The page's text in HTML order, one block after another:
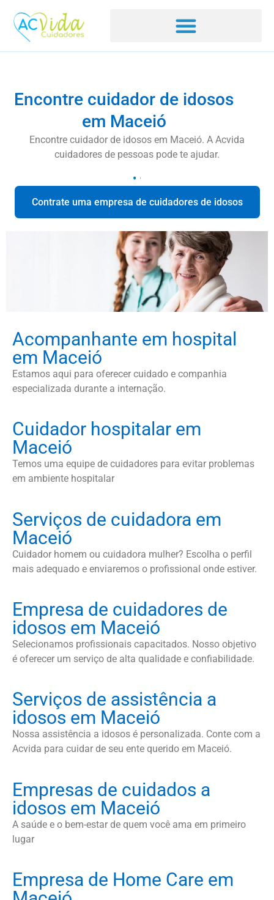
Encontre cuidador de idosos
em Maceió
Encontre cuidador de idosos em Maceió. A Acvida
cuidadores de pessoas pode te ajudar.
Contrate uma empresa de cuidadores de idosos
Acompanhante em hospital
em Maceió
Estamos aqui para oferecer cuidado e companhia
especializada durante a internação.
Cuidador hospitalar em
Maceió
Temos uma equipe de cuidadores para evitar problemas
em ambiente hospitalar
Serviços de cuidadora em
Maceió
Cuidador homem ou cuidadora mulher? Escolha o perfil
mais adequado e enviaremos o profissional onde estiver.
Empresa de cuidadores de
idosos em Maceió
Selecionamos profissionais capacitados. Nosso objetivo
é oferecer um serviço de alta qualidade e confiabilidade.
Serviços de assistência a
idosos em Maceió
Nossa assistência a idosos é personalizada. Conte com a
Acvida para cuidar de seu ente querido em Maceió.
Empresas de cuidados a
idosos em Maceió
A saúde e o bem-estar de quem você ama em primeiro
lugar
Empresa de Home Care em